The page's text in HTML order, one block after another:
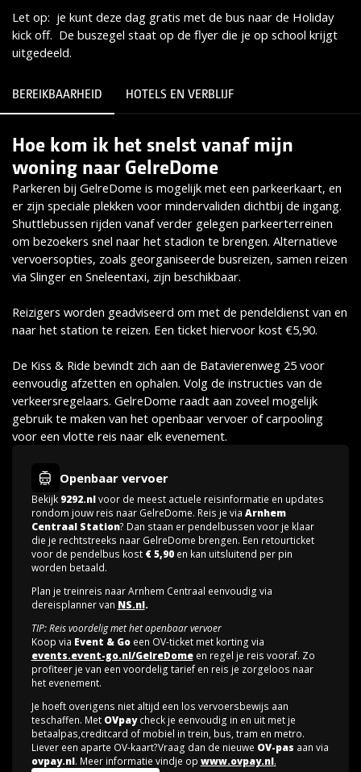
Let op: je kunt deze dag gratis met de bus naar de Holiday
kick off. De buszegel staat op de flyer die je op school krijgt
uitgedeeld.
Lees meer
BEREIKBAARHEID HOTELS EN VERBLIJF
Hoe kom ik het snelst vanaf mijn
woning naar GelreDome
Parkeren bij GelreDome is mogelijk met een parkeerkaart, en
er zijn speciale plekken voor mindervaliden dichtbij de ingang.
Shuttlebussen rijden vanaf verder gelegen parkeerterreinen
om bezoekers snel naar het stadion te brengen. Alternatieve
vervoersopties, zoals georganiseerde busreizen, samen reizen
via Slinger en Sneleentaxi, zijn beschikbaar.
Reizigers worden geadviseerd om met de pendeldienst van en
naar het station te reizen. Een ticket hiervoor kost €5,90.
De Kiss & Ride bevindt zich aan de Batavierenweg 25 voor
eenvoudig afzetten en ophalen. Volg de instructies van de
verkeersregelaars. GelreDome raadt aan zoveel mogelijk
gebruik te maken van het openbaar vervoer of carpooling
voor een vlotte reis naar elk evenement.
Openbaar vervoer
Bekijk 9292.nlvoor de meest actuele reisinformatie en updates
rondom jouw reis naar GelreDome. Reis je via Arnhem
Centraal Station? Dan staan er pendelbussen voor je klaar
die je rechtstreeks naar GelreDome brengen. Een retourticket
voor de pendelbus kost € 5,90en kan uitsluitend per pin
worden betaald.
Plan je treinreis naar Arnhem Centraal eenvoudig via
dereisplanner van NS.nl.
TIP: Reis voordelig met het openbaar vervoer
Koop via Event & Goeen OV-ticket met korting via
events.event-go.nl/GelreDomeen regel je reis vooraf. Zo
profiteer je van een voordelig tarief en reis je zorgeloos naar
het evenement.
Je hoeft overigens niet altijd een los vervoersbewijs aan
teschaffen. Met OVpaycheck je eenvoudig in en uit met je
betaalpas,creditcard of mobiel in trein, bus, tram en metro.
Liever een aparte OV-kaart?Vraag dan de nieuwe OV-pas aan via
ovpay.nl. Meer informatie vindje op www.ovpay.nl.